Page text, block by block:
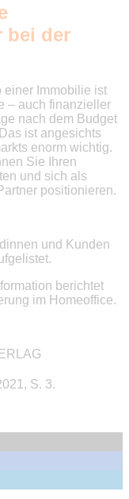
bei der
einer Immobilie ist
– auch finanzieller
nach dem Budget
ist angesichts
enorm wichtig.
Sie Ihren
und sich als
positionieren.
und Kunden
berichtet
im Homeoffice.
S. 3.